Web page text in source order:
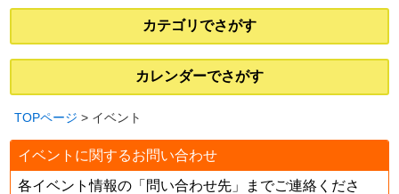
カテゴリでさがす
カレンダーでさがす
TOPページ > イベント
イベントに関するお問い合わせ
各イベント情報の「問い合わせ先」までご連絡くださ